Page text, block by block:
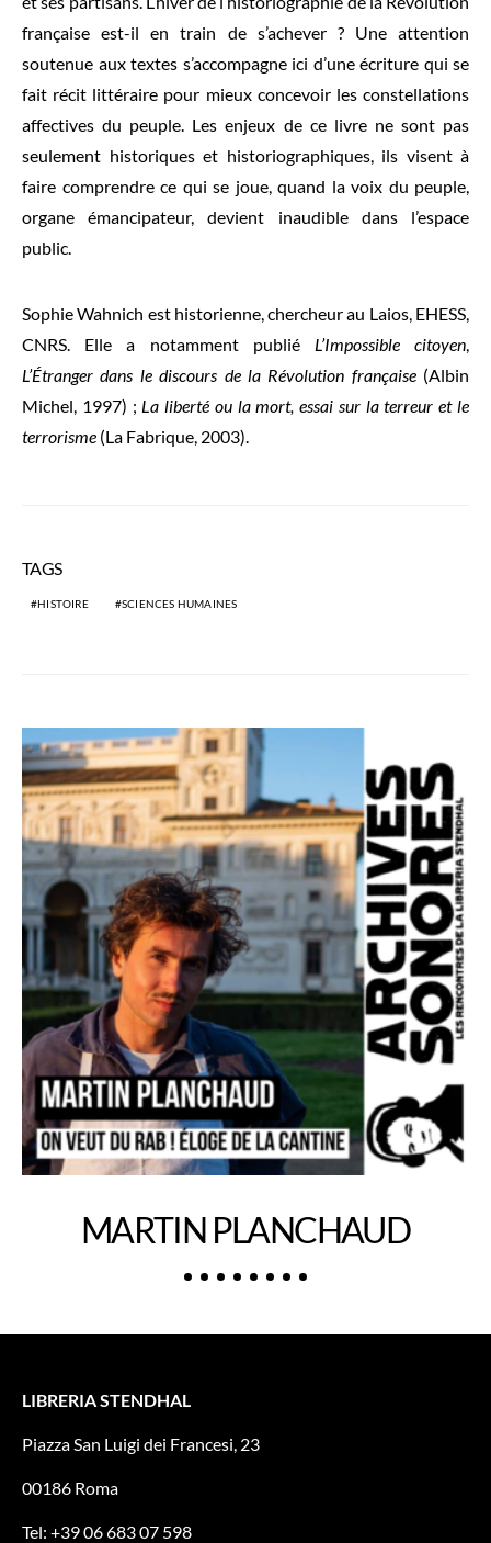
française est-il en train de s’achever ? Une attention
soutenue aux textes s’accompagne ici d’une écriture qui se
fait récit littéraire pour mieux concevoir les constellations
affectives du peuple. Les enjeux de ce livre ne sont pas
seulement historiques et historiographiques, ils visent à
faire comprendre ce qui se joue, quand la voix du peuple,
organe émancipateur, devient inaudible dans l’espace
public.
Sophie Wahnich est historienne, chercheur au Laios, EHESS,
CNRS. Elle a notamment publié L’Impossible citoyen,
L’Étranger dans le discours de la Révolution française(Albin
Michel, 1997) ; La liberté ou la mort, essai sur la terreur et le
terrorisme (La Fabrique, 2003).
TAGS
HISTOIRE SCIENCES HUMAINES
MARTIN PLANCHAUD
LIBRERIA STENDHAL
Piazza San Luigi dei Francesi, 23
00186 Roma
Tel: +39 06 683 07 598